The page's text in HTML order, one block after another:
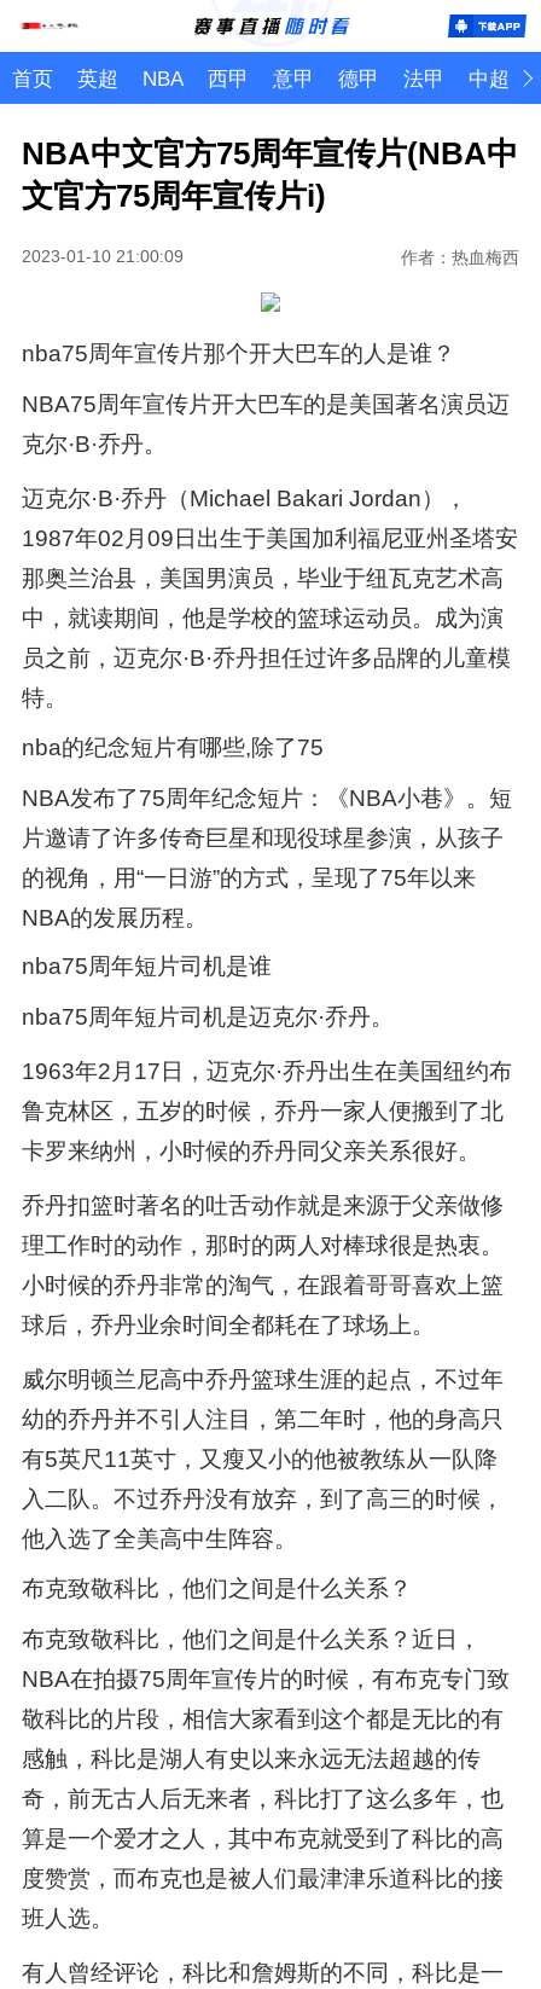
首页 英超 NBA 西甲 意甲 德甲 法甲 中超
NBA中文官方75周年宣传片(NBA中
文官方75周年宣传片i)
2023-01-10 21:00:09 作者：热血梅西
nba75周年宣传片那个开大巴车的人是谁？
NBA75周年宣传片开大巴车的是美国著名演员迈
克尔·B·乔丹。
迈克尔·B·乔丹（Michael Bakari Jordan），
1987年02月09日出生于美国加利福尼亚州圣塔安
那奥兰治县，美国男演员，毕业于纽瓦克艺术高
中，就读期间，他是学校的篮球运动员。成为演
员之前，迈克尔·B·乔丹担任过许多品牌的儿童模
特。
nba的纪念短片有哪些,除了75
NBA发布了75周年纪念短片：《NBA小巷》。短
片邀请了许多传奇巨星和现役球星参演，从孩子
的视角，用“一日游”的方式，呈现了75年以来
NBA的发展历程。
nba75周年短片司机是谁
nba75周年短片司机是迈克尔·乔丹。
1963年2月17日，迈克尔·乔丹出生在美国纽约布
鲁克林区，五岁的时候，乔丹一家人便搬到了北
卡罗来纳州，小时候的乔丹同父亲关系很好。
乔丹扣篮时著名的吐舌动作就是来源于父亲做修
理工作时的动作，那时的两人对棒球很是热衷。
小时候的乔丹非常的淘气，在跟着哥哥喜欢上篮
球后，乔丹业余时间全都耗在了球场上。
威尔明顿兰尼高中乔丹篮球生涯的起点，不过年
幼的乔丹并不引人注目，第二年时，他的身高只
有5英尺11英寸，又瘦又小的他被教练从一队降
入二队。不过乔丹没有放弃，到了高三的时候，
他入选了全美高中生阵容。
布克致敬科比，他们之间是什么关系？
布克致敬科比，他们之间是什么关系？近日，
NBA在拍摄75周年宣传片的时候，有布克专门致
敬科比的片段，相信大家看到这个都是无比的有
感触，科比是湖人有史以来永远无法超越的传
奇，前无古人后无来者，科比打了这么多年，也
算是一个爱才之人，其中布克就受到了科比的高
度赞赏，而布克也是被人们最津津乐道科比的接
班人选。
有人曾经评论，科比和詹姆斯的不同，科比是一